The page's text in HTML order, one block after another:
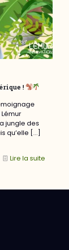
!
jungle des
qu’elle […]
Lire la suite